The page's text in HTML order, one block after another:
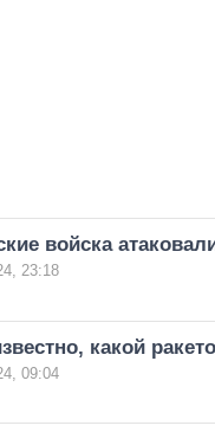
войска
23:18
какой
09:04